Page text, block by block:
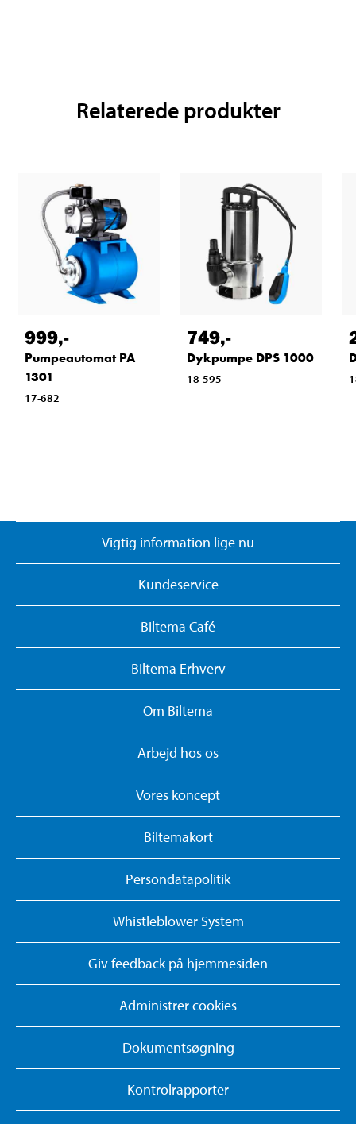
Relaterede produkter
999,-
Pumpeautomat PA
1301
17-682
749,-
Dykpumpe DPS 1000
18-595
Vigtig information lige nu
Kundeservice
Biltema Café
Biltema Erhverv
Om Biltema
Arbejd hos os
Vores koncept
Biltemakort
Persondatapolitik
Whistleblower System
Giv feedback på hjemmesiden
Administrer cookies
Dokumentsøgning
Kontrolrapporter